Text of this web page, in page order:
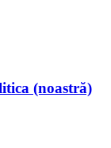
(noastră)